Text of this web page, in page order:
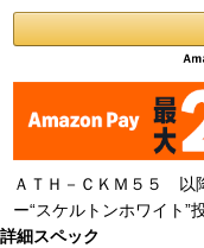
ＡＴＨ－ＣＫＭ５５ 以
ー“スケルトンホワイト”
詳細スペック